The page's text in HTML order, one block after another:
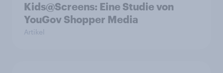
Kids@Screens: Eine Studie von
YouGov Shopper Media
Artikel